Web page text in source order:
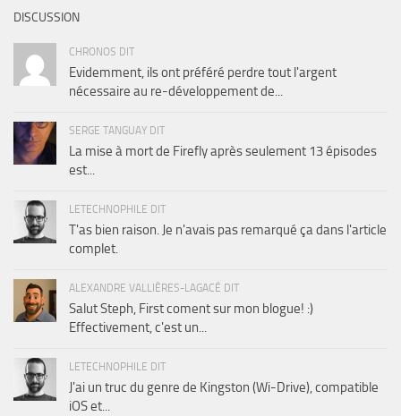
DISCUSSION
CHRONOS DIT
Evidemment, ils ont préféré perdre tout l'argent
nécessaire au re-développement de...
SERGE TANGUAY DIT
La mise à mort de Firefly après seulement 13 épisodes
est...
LETECHNOPHILE DIT
T'as bien raison. Je n'avais pas remarqué ça dans l'article
complet.
ALEXANDRE VALLIÈRES-LAGACÉ DIT
Salut Steph, First coment sur mon blogue! :)
Effectivement, c'est un...
LETECHNOPHILE DIT
J'ai un truc du genre de Kingston (Wi-Drive), compatible
iOS et...